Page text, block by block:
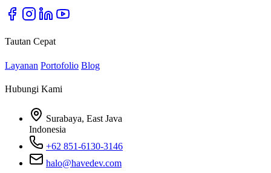
Tautan Cepat
Layanan Portofolio Blog
Hubungi Kami
Surabaya, East Java
Indonesia
+62 851-6130-3146
halo@havedev.com